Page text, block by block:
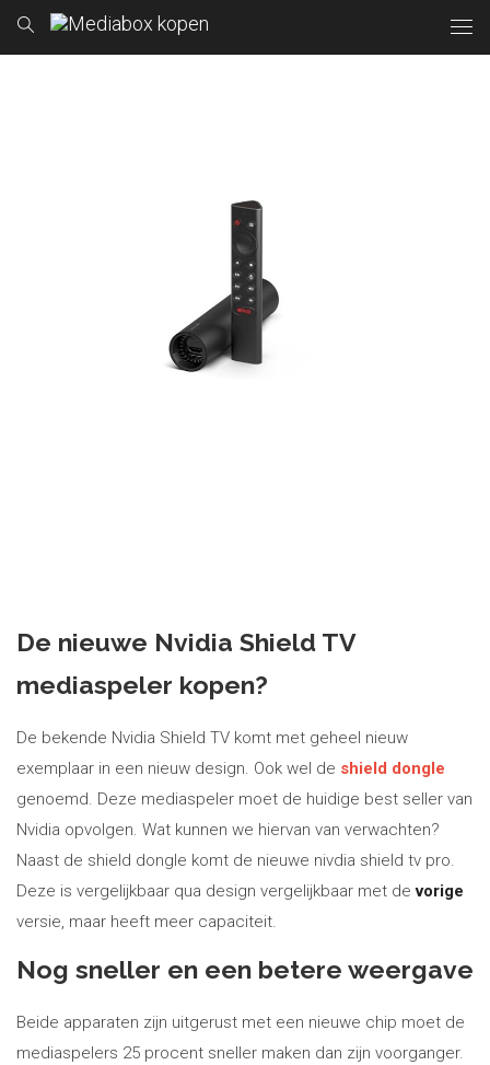
De nieuwe Nvidia Shield TV
mediaspeler kopen?
De bekende Nvidia Shield TV komt met geheel nieuw
exemplaar in een nieuw design. Ook wel de shield dongle
genoemd. Deze mediaspeler moet de huidige best seller van
Nvidia opvolgen. Wat kunnen we hiervan van verwachten?
Naast de shield dongle komt de nieuwe nivdia shield tv pro.
Deze is vergelijkbaar qua design vergelijkbaar met devorige
versie, maar heeft meer capaciteit.
Nog sneller en een betere weergave
Beide apparaten zijn uitgerust met een nieuwe chip moet de
mediaspelers 25 procent sneller maken dan zijn voorganger.